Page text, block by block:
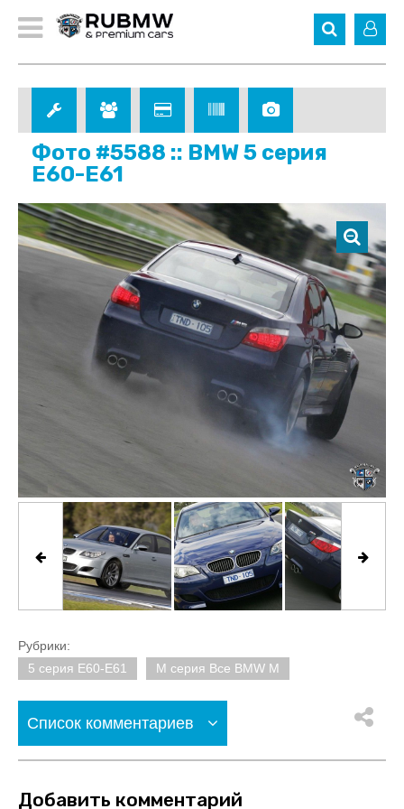
Фото #5588 :: BMW 5 серия
E60-E61
Рубрики:
5 серия E60-E61
M серия Все BMW M
Список комментариев
Добавить комментарий